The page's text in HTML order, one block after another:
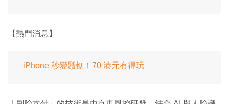
【熱門消息】
iPhone 秒變鬚刨！70 港元有得玩